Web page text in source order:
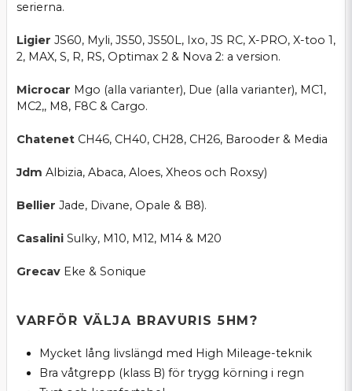
serierna.
Ligier JS60, Myli, JS50, JS50L, Ixo, JS RC, X-PRO, X-too 1,
2, MAX, S, R, RS, Optimax 2 & Nova 2: a version.
Microcar Mgo (alla varianter), Due (alla varianter), MC1,
MC2,, M8, F8C & Cargo.
Chatenet CH46, CH40, CH28, CH26, Barooder & Media
Jdm Albizia, Abaca, Aloes, Xheos och Roxsy)
Bellier Jade, Divane, Opale & B8).
Casalini Sulky, M10, M12, M14 & M20
Grecav Eke & Sonique
VARFÖR VÄLJA BRAVURIS 5HM?
Mycket lång livslängd med High Mileage-teknik
Bra våtgrepp (klass B) för trygg körning i regn